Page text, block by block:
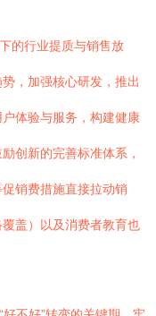
的行业提质与销售放
，加强核心研发，推出
体验与服务，构建健康
创新的完善标准体系，
销费措施直接拉动销
盖）以及消费者教育也